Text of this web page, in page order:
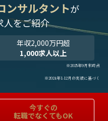
ンサルタントが
人をご紹介
年収2,000万円超
1,000求人以上
※2025年9月末時点
※2024年1-12月の実績に基づく
今すぐの
転職でなくてもOK